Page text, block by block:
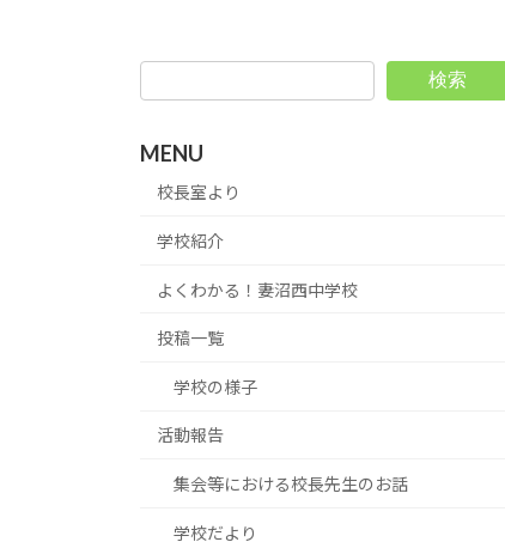
検索
MENU
校長室より
学校紹介
よくわかる！妻沼西中学校
投稿一覧
学校の様子
活動報告
集会等における校長先生のお話
学校だより